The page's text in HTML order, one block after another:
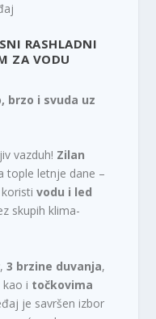
RASHLADNI
ZA VODU
brzo i svuda uz
vazduh! Zilan
tople letnje dane –
koristivodu i led
skupih klima-
,3 brzine duvanja,
kao i točkovima
je savršen izbor